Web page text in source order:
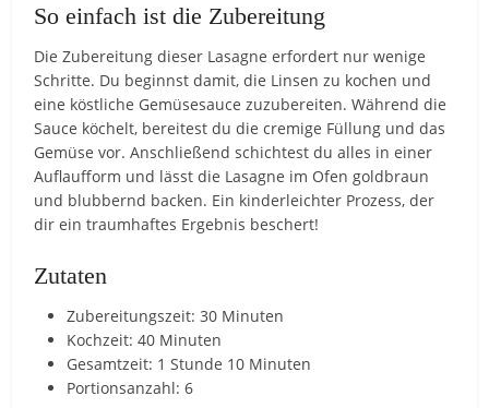
So einfach ist die Zubereitung
Die Zubereitung dieser Lasagne erfordert nur wenige
Schritte. Du beginnst damit, die Linsen zu kochen und
eine köstliche Gemüsesauce zuzubereiten. Während die
Sauce köchelt, bereitest du die cremige Füllung und das
Gemüse vor. Anschließend schichtest du alles in einer
Auflaufform und lässt die Lasagne im Ofen goldbraun
und blubbernd backen. Ein kinderleichter Prozess, der
dir ein traumhaftes Ergebnis beschert!
Zutaten
Zubereitungszeit: 30 Minuten
Kochzeit: 40 Minuten
Gesamtzeit: 1 Stunde 10 Minuten
Portionsanzahl: 6